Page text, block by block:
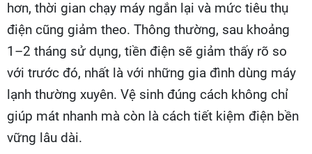
hơn, thời gian chạy máy ngắn lại và mức tiêu thụ
điện cũng giảm theo. Thông thường, sau khoảng
1–2 tháng sử dụng, tiền điện sẽ giảm thấy rõ so
với trước đó, nhất là với những gia đình dùng máy
lạnh thường xuyên. Vệ sinh đúng cách không chỉ
giúp mát nhanh mà còn là cách tiết kiệm điện bền
vững lâu dài.